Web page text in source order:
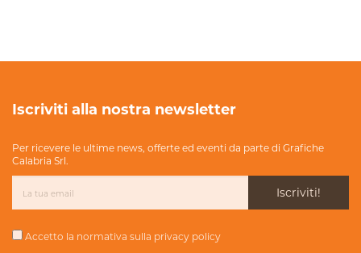
Iscriviti alla nostra newsletter
Per ricevere le ultime news, offerte ed eventi da parte di Grafiche
Calabria Srl.
Iscriviti!
Accetto la normativa sulla privacy policy